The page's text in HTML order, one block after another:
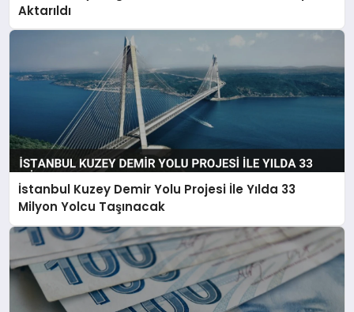
Aktarıldı
İstanbul Kuzey Demir Yolu Projesi İle Yılda 33
Milyon Yolcu Taşınacak